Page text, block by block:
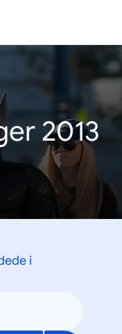
2013
i